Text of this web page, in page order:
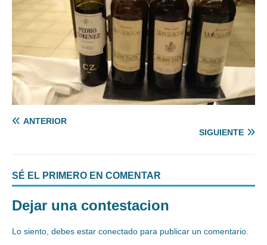
ANTERIOR
SIGUIENTE
SÉ EL PRIMERO EN COMENTAR
Dejar una contestacion
Lo siento, debes estar conectado para publicar un comentario.